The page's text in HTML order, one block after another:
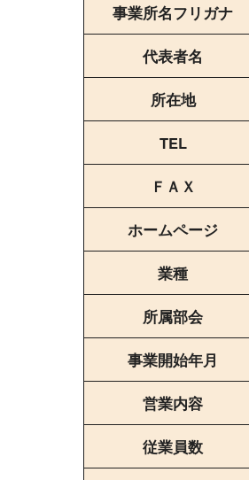
事業所名フリガナ
代表者名
所在地
TEL
ＦＡＸ
ホームページ
業種
所属部会
事業開始年月
営業内容
従業員数